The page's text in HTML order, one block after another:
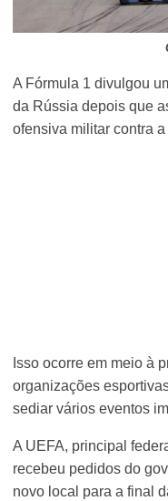
A Fórmula 1 divulgou
da Rússia depois que
ofensiva militar contra
Isso ocorre em meio à
organizações
sediar vários eventos
A UEFA, principal
recebeu pedidos do
novo local para a final